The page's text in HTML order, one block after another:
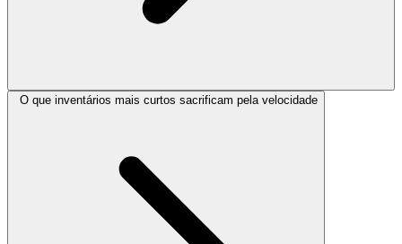
O que inventários mais curtos sacrificam pela velocidade